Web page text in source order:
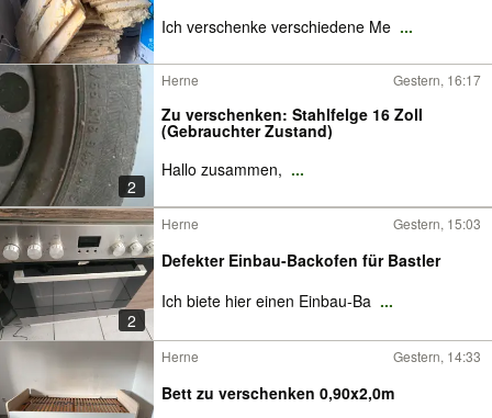
Ich verschenke verschiedene Me ...
2
Herne Gestern, 16:17
​Zu verschenken: Stahlfelge 16 Zoll
(Gebrauchter Zustand)
​​Hallo zusammen, ...
2
Herne Gestern, 15:03
Defekter Einbau-Backofen für Bastler
Ich biete hier einen Einbau-Ba ...
Herne Gestern, 14:33
Bett zu verschenken 0,90x2,0m